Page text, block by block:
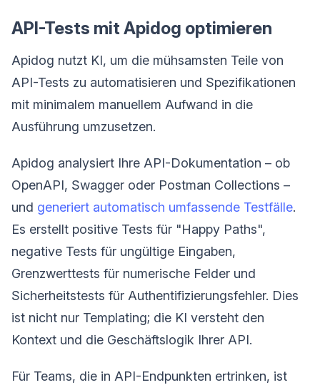
API-Tests mit Apidog optimieren
Apidog nutzt KI, um die mühsamsten Teile von
API-Tests zu automatisieren und Spezifikationen
mit minimalem manuellem Aufwand in die
Ausführung umzusetzen.
Apidog analysiert Ihre API-Dokumentation – ob
OpenAPI, Swagger oder Postman Collections –
und generiert automatisch umfassende Testfälle.
Es erstellt positive Tests für "Happy Paths",
negative Tests für ungültige Eingaben,
Grenzwerttests für numerische Felder und
Sicherheitstests für Authentifizierungsfehler. Dies
ist nicht nur Templating; die KI versteht den
Kontext und die Geschäftslogik Ihrer API.
Für Teams, die in API-Endpunkten ertrinken, ist